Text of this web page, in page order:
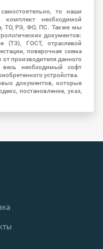
то наши
необходимой
ТО, РЭ, ФО, ПС. Также мы
документов:
(ТЗ), ГОСТ, отраслевой
поверочная схема
производителя данного
необходимый софт
устройства.
документов, которые
постановление, указ,